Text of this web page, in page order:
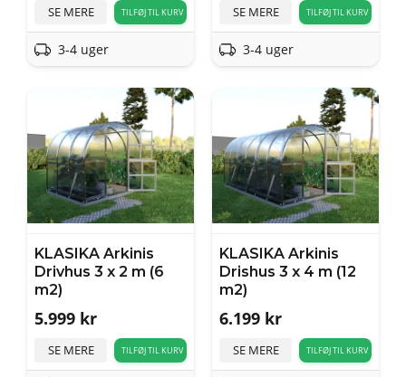
SE MERE TILFØJ TIL KURV
3-4 uger
SE MERE TILFØJ TIL KURV
3-4 uger
KLASIKA Arkinis
Drivhus 3 x 2 m (6
m2)
5.999 kr
SE MERE TILFØJ TIL KURV
KLASIKA Arkinis
Drishus 3 x 4 m (12
m2)
6.199 kr
SE MERE TILFØJ TIL KURV